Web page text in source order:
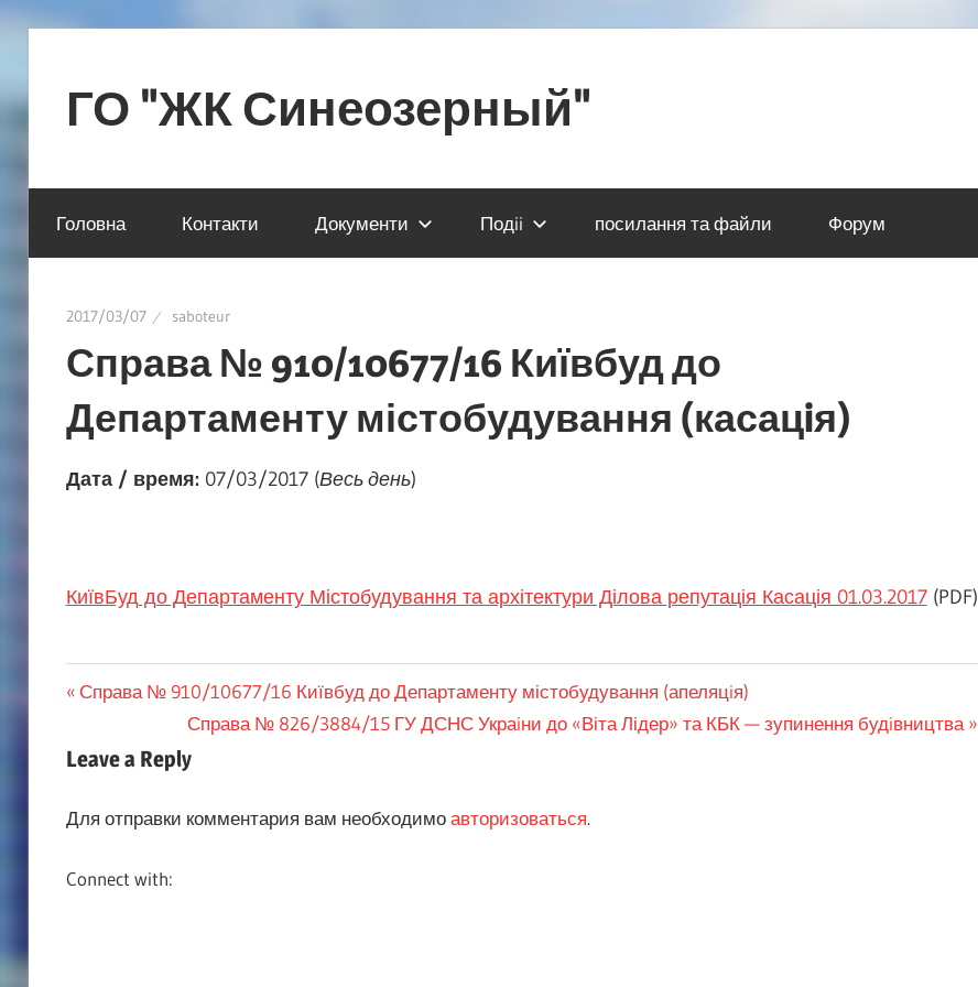
contentГО "ЖК Синеозерный"
инициативной
группы
инвесторов
Головна Контакти Документи Подii посилання та файли Форум
2017/03/07 saboteur
Справа № 910/10677/16 Київбуд до
Департаменту містобудування (касацiя)
Дата / время: 07/03/2017 (Весь день)
КиївБуд до Департаменту Містобудування та архітектури Ділова репутація Касація 01.03.2017(PDF)
Навигация
записям
Previous
Справа № 910/10677/16 Київбуд до Департаменту містобудування (апеляцiя)
Next
Post:
Справа № 826/3884/15 ГУ ДСНС Украiни до «Віта Лідер» та КБК — зупинення будiвництва
Leave a Reply
Для отправки комментария вам необходимоавторизоваться.
Connect with: